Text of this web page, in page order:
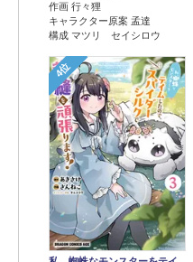
作画 行々狸
キャラクター原案 孟達
構成 マツリ セイシロウ
4位